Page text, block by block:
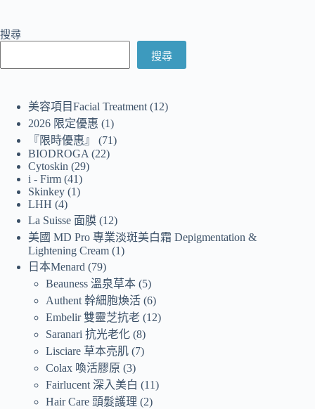
搜尋
搜尋
美容項目Facial Treatment 12
2026 限定優惠
1
『限時優惠』
71
BIODROGA
22
Cytoskin
29
i - Firm 41
Skinkey 1
LHH 4
La Suisse 面膜 12
美國 MD Pro 專業淡斑美白霜 Depigmentation &
Lightening Cream 1
日本Menard
79
Beauness 溫泉草本 5
Authent 幹細胞煥活 6
Embelir 雙靈芝抗老 12
Saranari 抗光老化 8
Lisciare 草本亮肌 7
Colax 喚活膠原 3
Fairlucent 深入美白
11
Hair Care 頭髮護理
2